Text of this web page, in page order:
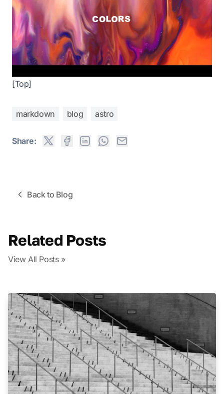
[Top]
markdown blog astro
Share:
Back to Blog
Related Posts
View All Posts »